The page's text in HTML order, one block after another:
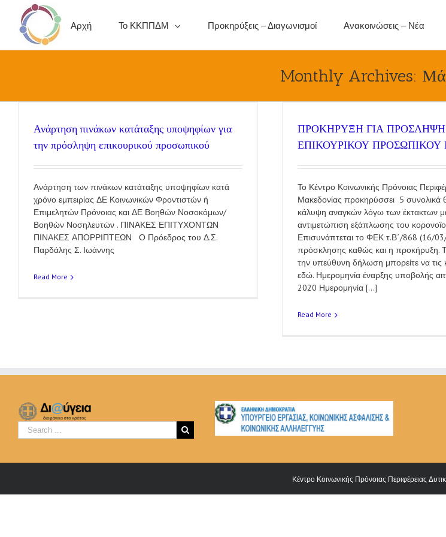
Αρχή Το ΚΚΠΠΔΜ Προκηρύξεις – Διαγωνισμοί Ανακοινώσεις – Νέα
Monthly Archives:
Ανάρτηση πινάκων κατάταξης υποψηφίων για
την πρόσληψη επικουρικού προσωπικού
Ανάρτηση των πινάκων κατάταξης υποψηφίων κατά
χρόνο εμπειρίας ΔΕ Κοινωνικών Φροντιστών ή
Επιμελητών Πρόνοιας και ΔΕ Βοηθών Νοσοκόμων/
Βοηθών Νοσηλευτών . ΠΙΝΑΚΕΣ ΕΠΙΤΥΧΟΝΤΩΝ
ΠΙΝΑΚΕΣ ΑΠΟΡΡΙΠΤΕΩΝ Ο Πρόεδρος του Δ.Σ.
Παρδάλης Σ. Ιωάννης
Read More
ΠΡΟΚΗΡΥΞΗ ΓΙΑ ΠΡΟΣΛΗΨΗ
ΕΠΙΚΟΥΡΙΚΟΥ ΠΡΟΣΩΠΙΚΟΥ
Το Κέντρο Κοινωνικής Πρόνοιας
Μακεδονίας προκηρύσσει 5 συνολικά
κάλυψη αναγκών λόγω των έκτακτων
αντιμετώπιση εξάπλωσης του
Επισυνάπτεται το ΦΕΚ τ.Β΄/868 (16/
πρόσκλησης καθώς και η προκήρυξη.
την υπεύθυνη δήλωση μπορείτε να τις
εδώ. Ημερομηνία έναρξης υποβολής
2020 Ημερομηνία [...]
Read More
Κέντρο Κοινωνικής Πρόνοιας Περιφέρειας